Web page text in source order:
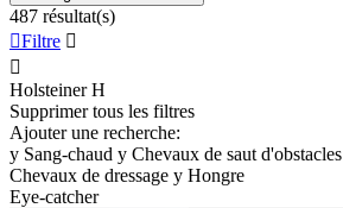
487 résultat(s)
Filtre 

Holsteiner H
Supprimer tous les filtres
Ajouter une recherche:
y Sang-chaud y Chevaux de saut d'obstacles
Chevaux de dressage y Hongre
Eye-catcher